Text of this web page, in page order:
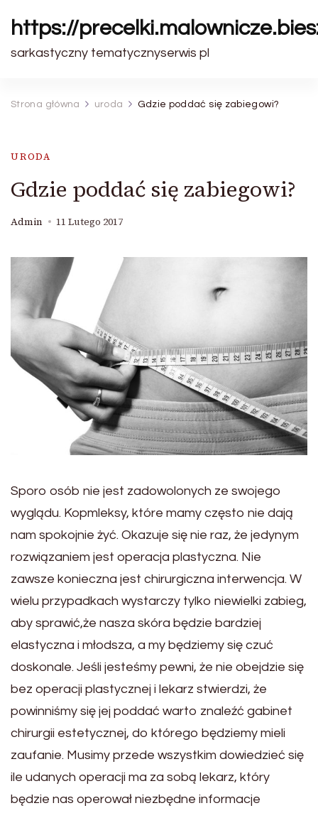
https://
sarkastyczny tematycznyserwis pl
Strona główna uroda Gdzie poddać się zabiegowi?
URODA
Gdzie poddać się zabiegowi?
Admin 11 Lutego 2017
Sporo osób nie jest zadowolonych ze swojego
wyglądu. Kopmleksy, które mamy często nie dają
nam spokojnie żyć. Okazuje się nie raz, że jedynym
rozwiązaniem jest operacja plastyczna. Nie
zawsze konieczna jest chirurgiczna interwencja. W
wielu przypadkach wystarczy tylko niewielki zabieg,
aby sprawić,że nasza skóra będzie bardziej
elastyczna i młodsza, a my będziemy się czuć
doskonale. Jeśli jesteśmy pewni, że nie obejdzie się
bez operacji plastycznej i lekarz stwierdzi, że
powinniśmy się jej poddać warto znaleźć gabinet
chirurgii estetycznej, do którego będziemy mieli
zaufanie. Musimy przede wszystkim dowiedzieć się
ile udanych operacji ma za sobą lekarz, który
będzie nas operował niezbędne informacje